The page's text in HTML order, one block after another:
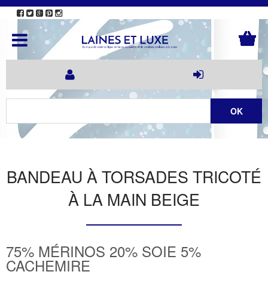
BANDEAU À TORSADES TRICOTÉ
À LA MAIN BEIGE
75% MÉRINOS 20% SOIE 5%
CACHEMIRE